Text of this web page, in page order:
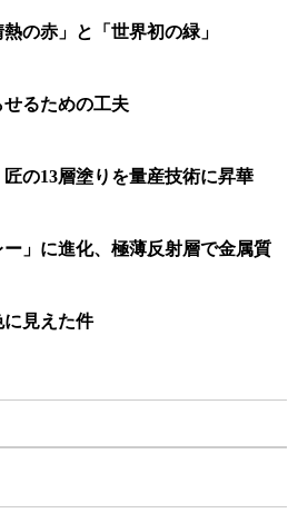
の赤」と「世界初の緑」
るための工夫
の13層塗りを量産技術に昇華
」に進化、極薄反射層で金属質
見えた件